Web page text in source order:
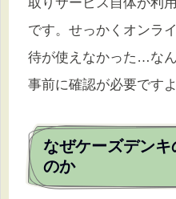
です。せっかくオンラ
待が使えなかった…な
事前に確認が必要ですよ
なぜケーズデン
のか